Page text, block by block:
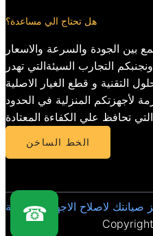
هل تحتاج الي مساعدة؟
بين الجودة والسرعة والاسعار
التجارب السيئةالتي تهدر
التقنية و قطع الغيار الاصلية
لأجهزتكم المنزلية في الحدود
التي تحافظ علي الكفاءة المعتادة
الخط الساخن
صيانتك لاصلاح الاجهزة المنزلية
☎